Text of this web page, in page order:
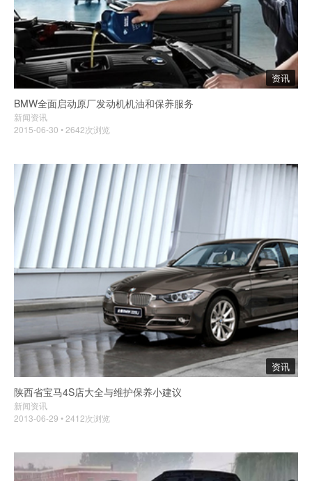
资讯
BMW全面启动原厂发动机机油和保养服务
新闻资讯
2015-06-30 • 2642次浏览
资讯
陕西省宝马4S店大全与维护保养小建议
新闻资讯
2013-06-29 • 2412次浏览